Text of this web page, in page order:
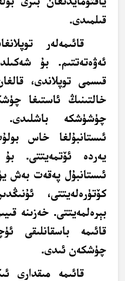
قىلمىدى.
قائىمەلەر
ئەۋەتەتتىم. بۇ
قىسمى توپلاندى،
خالتىنىڭ ئاستىغا
چۈشۈشكە باشلىدى.
ئىستانبۇلغا خاس
يەردە ئۆتمەيتتى. بۇ
ئىستانبۇل پەقەت بەش
كۆتۈرەلەيتتى،
بېرەلمەيتتى. خەزىنە
قائىمە باسقانلىقى
چۈشكەن ئىدى.
قائىمە مىقدارى